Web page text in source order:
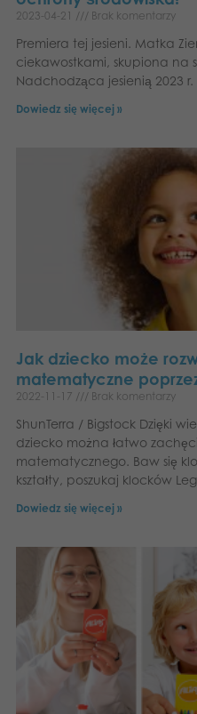
Aplikacje
Dansk
Nederlands
Français
Svenska
2023-04-21 Brak komentarzy
Premiera tej jesieni. Matka
ciekawostkami, skupiona na
Nadchodząca jesienią 2023
Dowiedz się więcej »
Jak dziecko może
matematyczne
2022-11-17 Brak komentarzy
ShunTerra / Bigstock Dzięki
dziecko można łatwo
matematycznego. Baw się
kształty, poszukaj klocków
Dowiedz się więcej »